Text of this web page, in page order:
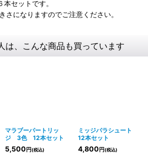
セットです。
さになりますのでご注意ください。
は、こんな商品も買っています
マラブーパートリッ
ジ 3色 12本セット
5,500 円(税込)
ミッジパラシュート
12本セット
4,800 円(税込)